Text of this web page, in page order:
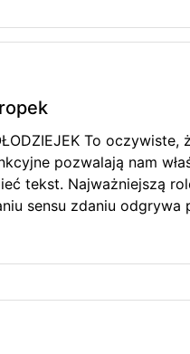
To oczywiste,
pozwalają nam
tekst. Najważniejszą
sensu zdaniu odgrywa